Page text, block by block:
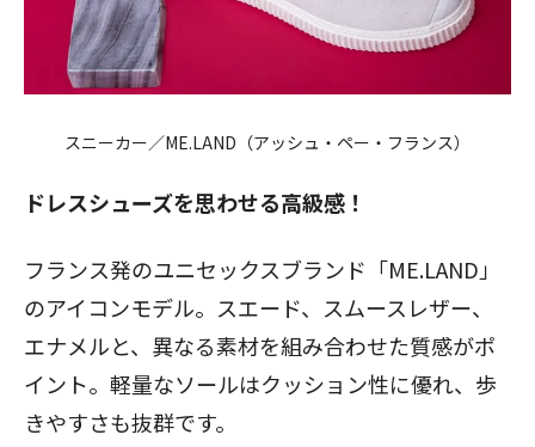
スニーカー／ME.LAND（アッシュ・ペー・フランス）
ドレスシューズを思わせる高級感！
フランス発のユニセックスブランド「ME.LAND」
のアイコンモデル。スエード、スムースレザー、
エナメルと、異なる素材を組み合わせた質感がポ
イント。軽量なソールはクッション性に優れ、歩
きやすさも抜群です。